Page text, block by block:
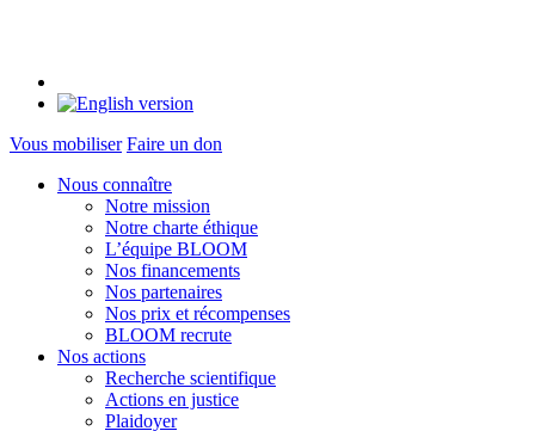
Vous mobiliser Faire un don
Nous connaître
Notre mission
Notre charte éthique
L’équipe BLOOM
Nos financements
Nos partenaires
Nos prix et récompenses
BLOOM recrute
Nos actions
Recherche scientifique
Actions en justice
Plaidoyer